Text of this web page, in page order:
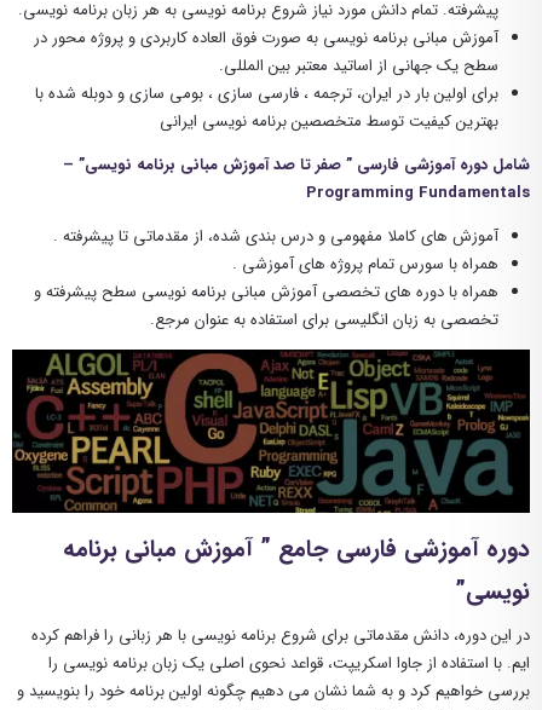
پیشرفته. تمام دانش مورد نیاز شروع برنامه نویسی به هر زبان برنامه نویسی.
آموزش مبانی برنامه نویسی به صورت فوق العاده کاربردی و پروژه محور در
سطح یک جهانی از اساتید معتبر بین المللی.
برای اولین بار در ایران، ترجمه ، فارسی سازی ، بومی سازی و دوبله شده با
بهترین کیفیت توسط متخصصین برنامه نویسی ایرانی
شامل دوره آموزشی فارسی ” صفر تا صد آموزش مبانی برنامه نویسی” –
Programming Fundamentals
آموزش های کاملا مفهومی و درس بندی شده، از مقدماتی تا پیشرفته .
همراه با سورس تمام پروژه های آموزشی .
همراه با دوره های تخصصی آموزش مبانی برنامه نویسی سطح پیشرفته و
تخصصی به زبان انگلیسی برای استفاده به عنوان مرجع.
دوره آموزشی فارسی جامع ” آموزش مبانی برنامه
نویسی”
در این دوره، دانش مقدماتی برای شروع برنامه نویسی با هر زبانی را فراهم کرده
ایم. با استفاده از جاوا اسکریپت، قواعد نحوی اصلی یک زبان برنامه نویسی را
بررسی خواهیم کرد و به شما نشان می دهیم چگونه اولین برنامه خود را بنویسید و